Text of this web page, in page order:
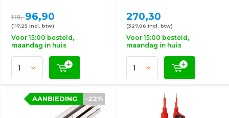
119,-96,90
(117,25 Incl. btw)
Voor 15:00 besteld,
maandag in huis
270,30
(327,06 Incl. btw)
Voor 15:00 besteld,
maandag in huis
-22%
AANBIEDING